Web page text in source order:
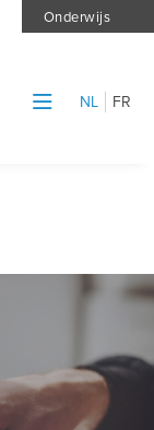
Onderwijs
NL FR